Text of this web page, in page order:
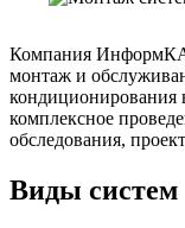
Компания
монтаж и
кондиционирования
комплексное
обследования,
Виды систем